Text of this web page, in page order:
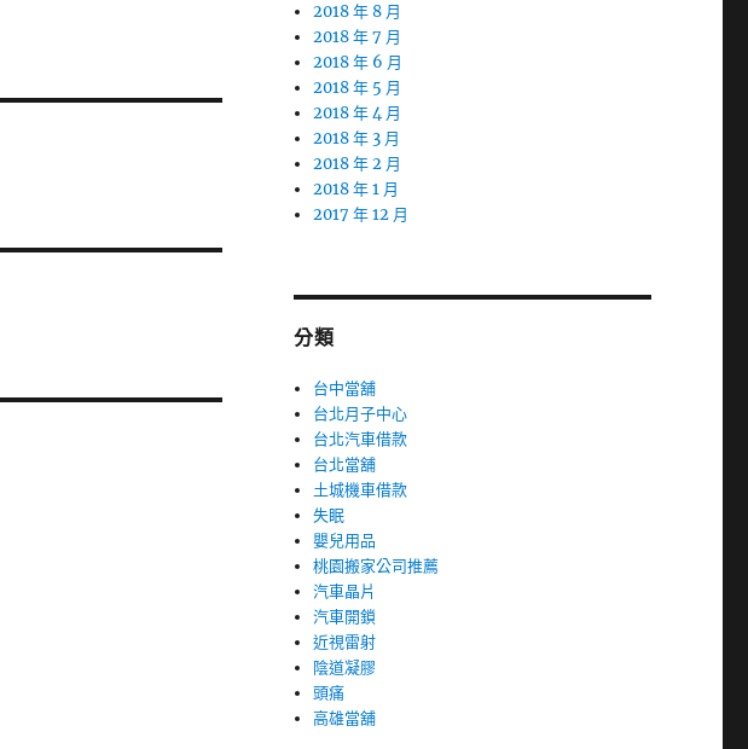
2018 年 8 月
2018 年 7 月
2018 年 6 月
2018 年 5 月
2018 年 4 月
2018 年 3 月
2018 年 2 月
2018 年 1 月
2017 年 12 月
分類
台中當舖
台北月子中心
台北汽車借款
台北當舖
土城機車借款
失眠
嬰兒用品
桃園搬家公司推薦
汽車晶片
汽車開鎖
近視雷射
陰道凝膠
頭痛
高雄當舖